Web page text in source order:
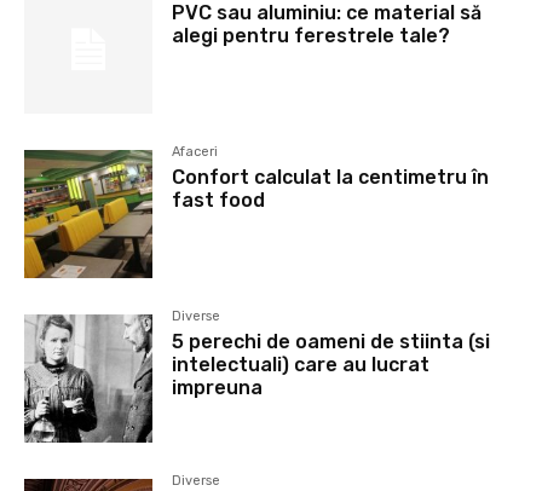
PVC sau aluminiu: ce material să
alegi pentru ferestrele tale?
Afaceri
Confort calculat la centimetru în
fast food
Diverse
5 perechi de oameni de stiinta (si
intelectuali) care au lucrat
impreuna
Diverse